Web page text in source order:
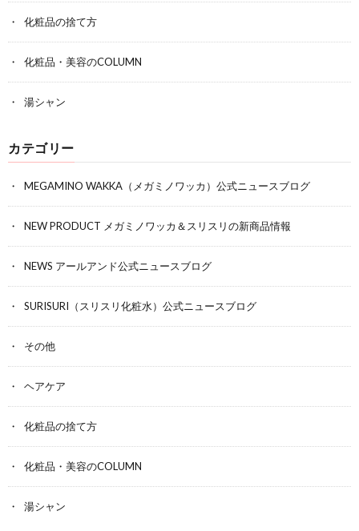
化粧品の捨て方
化粧品・美容のCOLUMN
湯シャン
カテゴリー
MEGAMINO WAKKA（メガミノワッカ）公式ニュースブログ
NEW PRODUCT メガミノワッカ＆スリスリの新商品情報
NEWS アールアンド公式ニュースブログ
SURISURI（スリスリ化粧水）公式ニュースブログ
その他
ヘアケア
化粧品の捨て方
化粧品・美容のCOLUMN
湯シャン